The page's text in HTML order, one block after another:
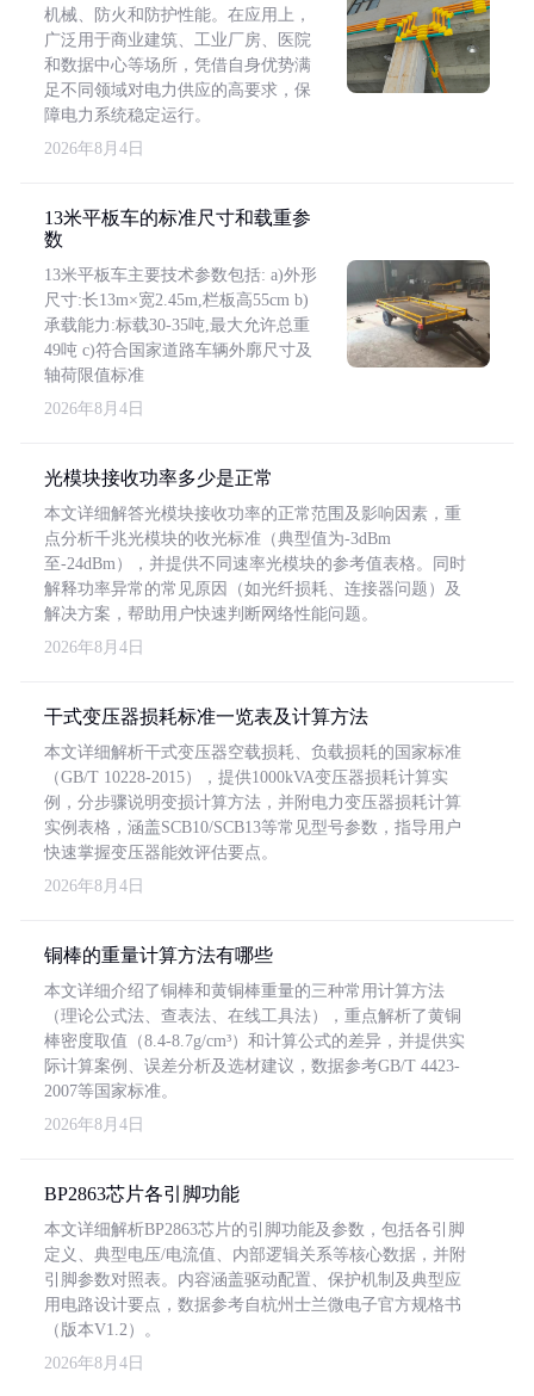
机械、防火和防护性能。在应用上，
广泛用于商业建筑、工业厂房、医院
和数据中心等场所，凭借自身优势满
足不同领域对电力供应的高要求，保
障电力系统稳定运行。
2026年8月4日
13米平板车的标准尺寸和载重参
数
13米平板车主要技术参数包括: a)外形
尺寸:长13m×宽2.45m,栏板高55cm b)
承载能力:标载30-35吨,最大允许总重
49吨 c)符合国家道路车辆外廓尺寸及
轴荷限值标准
2026年8月4日
光模块接收功率多少是正常
本文详细解答光模块接收功率的正常范围及影响因素，重
点分析千兆光模块的收光标准（典型值为-3dBm
至-24dBm），并提供不同速率光模块的参考值表格。同时
解释功率异常的常见原因（如光纤损耗、连接器问题）及
解决方案，帮助用户快速判断网络性能问题。
2026年8月4日
干式变压器损耗标准一览表及计算方法
本文详细解析干式变压器空载损耗、负载损耗的国家标准
（GB/T 10228-2015），提供1000kVA变压器损耗计算实
例，分步骤说明变损计算方法，并附电力变压器损耗计算
实例表格，涵盖SCB10/SCB13等常见型号参数，指导用户
快速掌握变压器能效评估要点。
2026年8月4日
铜棒的重量计算方法有哪些
本文详细介绍了铜棒和黄铜棒重量的三种常用计算方法
（理论公式法、查表法、在线工具法），重点解析了黄铜
棒密度取值（8.4-8.7g/cm³）和计算公式的差异，并提供实
际计算案例、误差分析及选材建议，数据参考GB/T 4423-
2007等国家标准。
2026年8月4日
BP2863芯片各引脚功能
本文详细解析BP2863芯片的引脚功能及参数，包括各引脚
定义、典型电压/电流值、内部逻辑关系等核心数据，并附
引脚参数对照表。内容涵盖驱动配置、保护机制及典型应
用电路设计要点，数据参考自杭州士兰微电子官方规格书
（版本V1.2）。
2026年8月4日